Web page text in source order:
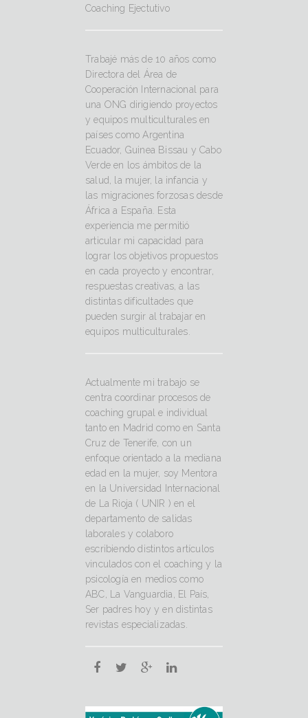
Coaching Ejectutivo
Trabajé más de 10 años como
Directora del Área de
Cooperación Internacional para
una ONG dirigiendo proyectos
y equipos multiculturales en
países como Argentina
Ecuador, Guinea Bissau y Cabo
Verde en los ámbitos de la
salud, la mujer, la infancia y
las migraciones forzosas desde
África a España. Esta
experiencia me permitió
articular mi capacidad para
lograr los objetivos propuestos
en cada proyecto y encontrar,
respuestas creativas, a las
distintas dificultades que
pueden surgir al trabajar en
equipos multiculturales.
Actualmente mi trabajo se
centra coordinar procesos de
coaching grupal e individual
tanto en Madrid como en Santa
Cruz de Tenerife, con un
enfoque orientado a la mediana
edad en la mujer, soy Mentora
en la Universidad Internacional
de La Rioja ( UNIR ) en el
departamento de salidas
laborales y colaboro
escribiendo distintos artículos
vinculados con el coaching y la
psicología en medios como
ABC, La Vanguardia, El País,
Ser padres hoy y en distintas
revistas especializadas.